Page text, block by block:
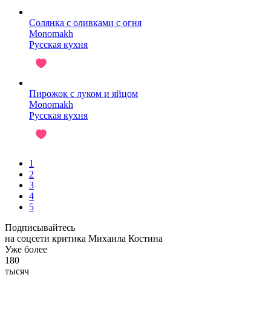
Солянка с оливками с огня
Monomakh
Русская кухня
Пирожок с луком и яйцом
Monomakh
Русская кухня
1
2
3
4
5
Подписывайтесь
на соцсети критика Михаила Костина
Уже более
180
тысяч